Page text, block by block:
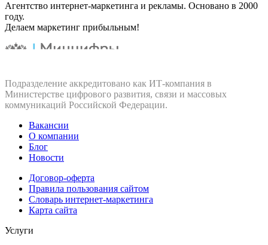
Агентство интернет-маркетинга и рекламы. Основано в 2000
году.
Делаем маркетинг прибыльным!
Подразделение аккредитовано как ИТ‑компания в
Министерстве цифрового развития, связи и массовых
коммуникаций Российской Федерации.
Вакансии
О компании
Блог
Новости
Договор-оферта
Правила пользования сайтом
Словарь интернет-маркетинга
Карта сайта
Услуги